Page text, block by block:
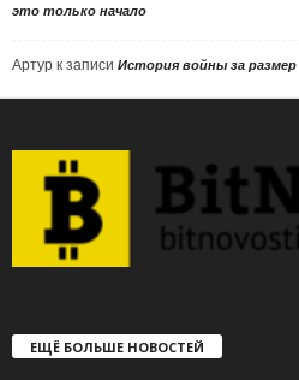
это только начало
Артур к записи История войны за
ЕЩЁ БОЛЬШЕ НОВОСТЕЙ